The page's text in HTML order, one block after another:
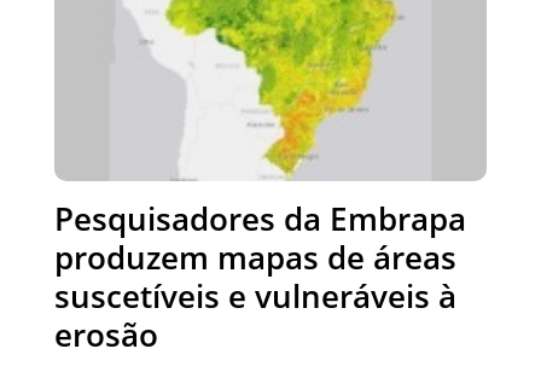
Pesquisadores da Embrapa
produzem mapas de áreas
suscetíveis e vulneráveis à
erosão